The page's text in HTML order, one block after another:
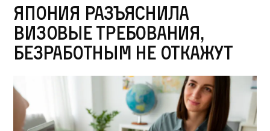
Япония разъяснила
визовые требования,
безработным не откажут